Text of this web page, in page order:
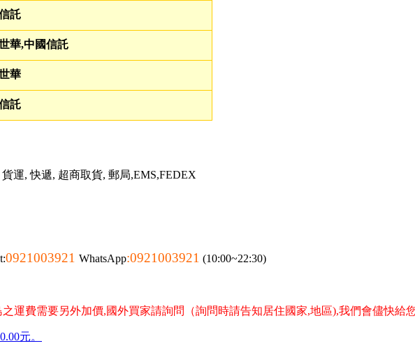
託
華,中國信託
華
託
運, 快遞, 超商取貨, 郵局,EMS,FEDEX
0921003921 WhatsApp:0921003921 (10:00~22:30)
運費需要另外加價,國外買家請詢問（詢問時請告知居住國家,地區),我們會儘快給
元。